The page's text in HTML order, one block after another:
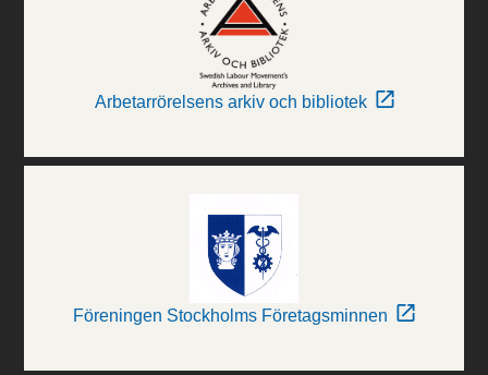
Arbetarrörelsens arkiv och bibliotek
Föreningen Stockholms Företagsminnen